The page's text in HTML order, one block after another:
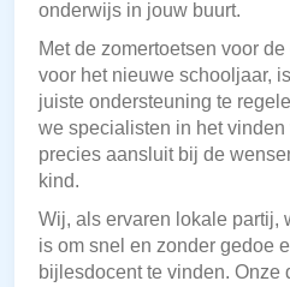
onderwijs in jouw buurt.
Met de zomertoetsen voor
voor het nieuwe schooljaar,
juiste ondersteuning te
we specialisten in het
precies aansluit bij de
kind.
Wij, als ervaren lokale partij,
is om snel en zonder gedoe
bijlesdocent te vinden. Onze